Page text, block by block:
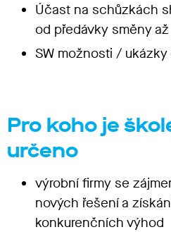
Účast na schůzkách
od předávky směny
SW možnosti / ukázky
Pro koho je
určeno
výrobní firmy se
nových řešení a
konkurenčních výhod